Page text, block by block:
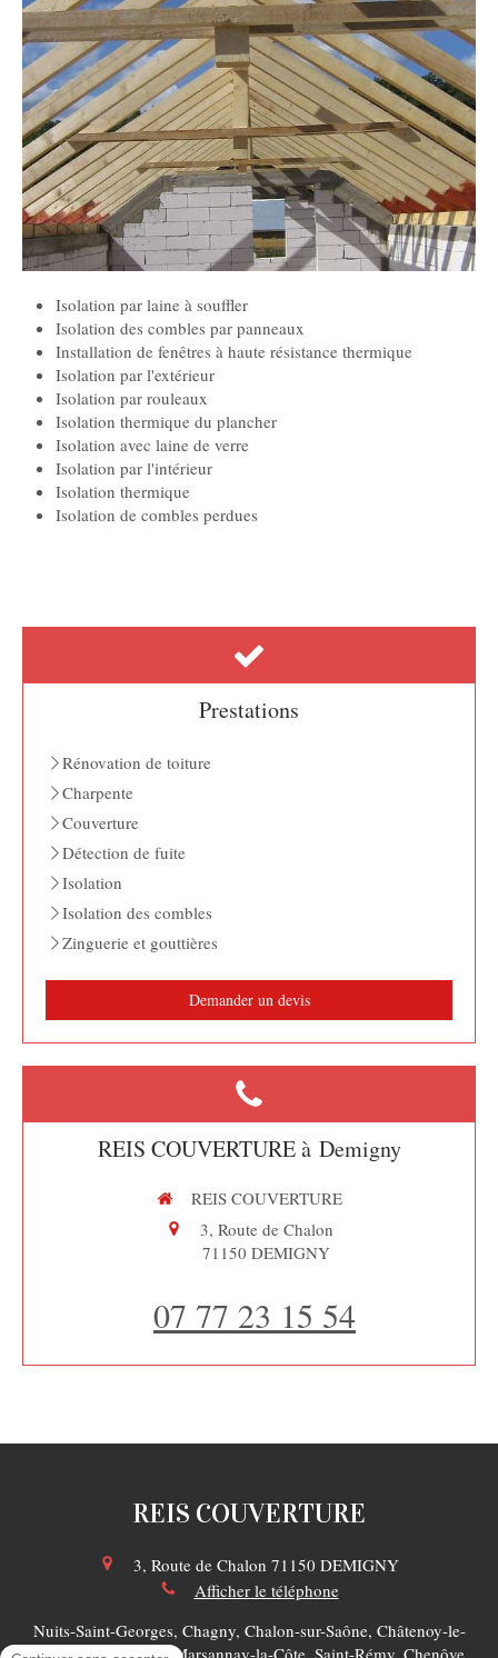
Isolation par laine à souffler
Isolation des combles par panneaux
Installation de fenêtres à haute résistance thermique
Isolation par l'extérieur
Isolation par rouleaux
Isolation thermique du plancher
Isolation avec laine de verre
Isolation par l'intérieur
Isolation thermique
Isolation de combles perdues
Prestations
Rénovation de toiture
Charpente
Couverture
Détection de fuite
Isolation
Isolation des combles
Zinguerie et gouttières
Demander un devis
REIS COUVERTURE à Demigny
REIS COUVERTURE
3, Route de Chalon
71150 DEMIGNY
07 77 23 15 54
REIS COUVERTURE
3, Route de Chalon 71150 DEMIGNY
Afficher le téléphone
Nuits-Saint-Georges, Chagny, Chalon-sur-Saône, Châtenoy-le-
Royal, Saint-Marcel, Marsannay-la-Côte, Saint-Rémy, Chenôve,